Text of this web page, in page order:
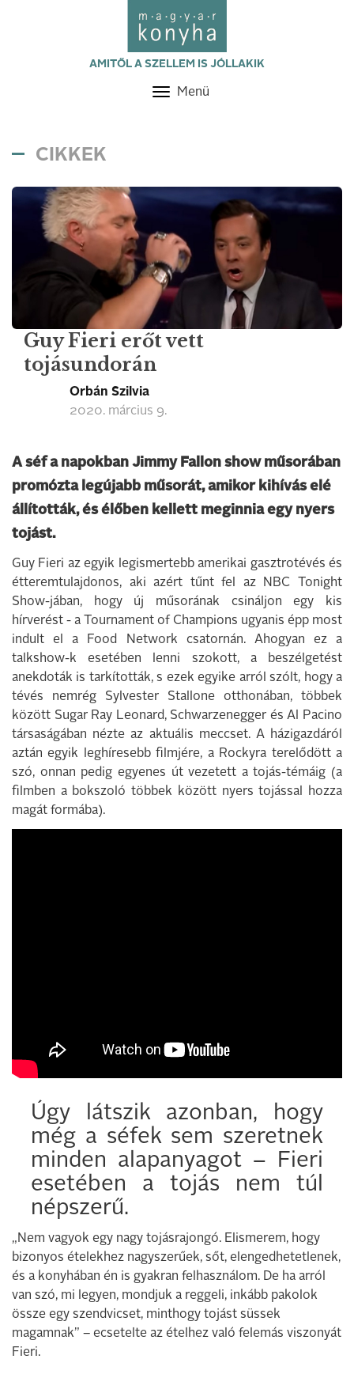
AMITŐL A SZELLEM IS JÓLLAKIK
Toggle
Menü
CIKKEK
Guy Fieri erőt vett
tojásundorán
Orbán Szilvia
2020. március 9.
A séf a napokban Jimmy Fallon show műsorában
promózta legújabb műsorát, amikor kihívás elé
állították, és élőben kellett meginnia egy nyers
tojást.
Guy Fieri az egyik legismertebb amerikai gasztrotévés és
étteremtulajdonos, aki azért tűnt fel az NBC Tonight
Show-jában, hogy új műsorának csináljon egy kis
hírverést - a Tournament of Champions ugyanis épp most
indult el a Food Network csatornán. Ahogyan ez a
talkshow-k esetében lenni szokott, a beszélgetést
anekdoták is tarkították, s ezek egyike arról szólt, hogy a
tévés nemrég Sylvester Stallone otthonában, többek
között Sugar Ray Leonard, Schwarzenegger és Al Pacino
társaságában nézte az aktuális meccset. A házigazdáról
aztán egyik leghíresebb filmjére, a Rockyra terelődött a
szó, onnan pedig egyenes út vezetett a tojás-témáig (a
filmben a bokszoló többek között nyers tojással hozza
magát formába).
Úgy látszik azonban, hogy
még a séfek sem szeretnek
minden alapanyagot – Fieri
esetében a tojás nem túl
népszerű.
„Nem vagyok egy nagy tojásrajongó. Elismerem, hogy
bizonyos ételekhez nagyszerűek, sőt, elengedhetetlenek,
és a konyhában én is gyakran felhasználom. De ha arról
van szó, mi legyen, mondjuk a reggeli, inkább pakolok
össze egy szendvicset, minthogy tojást süssek
magamnak” – ecsetelte az ételhez való felemás viszonyát
Fieri.